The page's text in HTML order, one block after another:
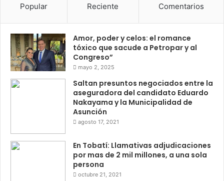
Popular Reciente Comentarios
Amor, poder y celos: el romance
tóxico que sacude a Petropar y al
Congreso”
mayo 2, 2025
Saltan presuntos negociados entre la
aseguradora del candidato Eduardo
Nakayama y la Municipalidad de
Asunción
agosto 17, 2021
En Tobatí: Llamativas adjudicaciones
por mas de 2 mil millones, a una sola
persona
octubre 21, 2021